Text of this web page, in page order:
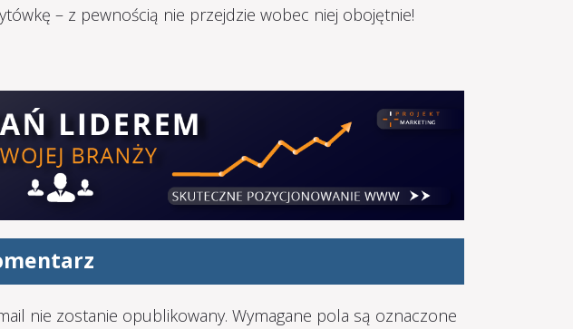
– z pewnością nie przejdzie wobec niej obojętnie!
nie zostanie opublikowany. Wymagane pola są oznaczone